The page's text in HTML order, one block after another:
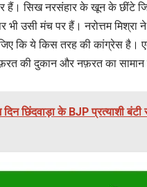
हैं। सिख नरसंहार के खून के छींटे
भी उसी मंच पर हैं। नरोत्तम
कि ये किस तरह की कांग्रेस है। एक
की दुकान और नफ़रत का
छिंदवाड़ा के BJP प्रत्याशी बंटी